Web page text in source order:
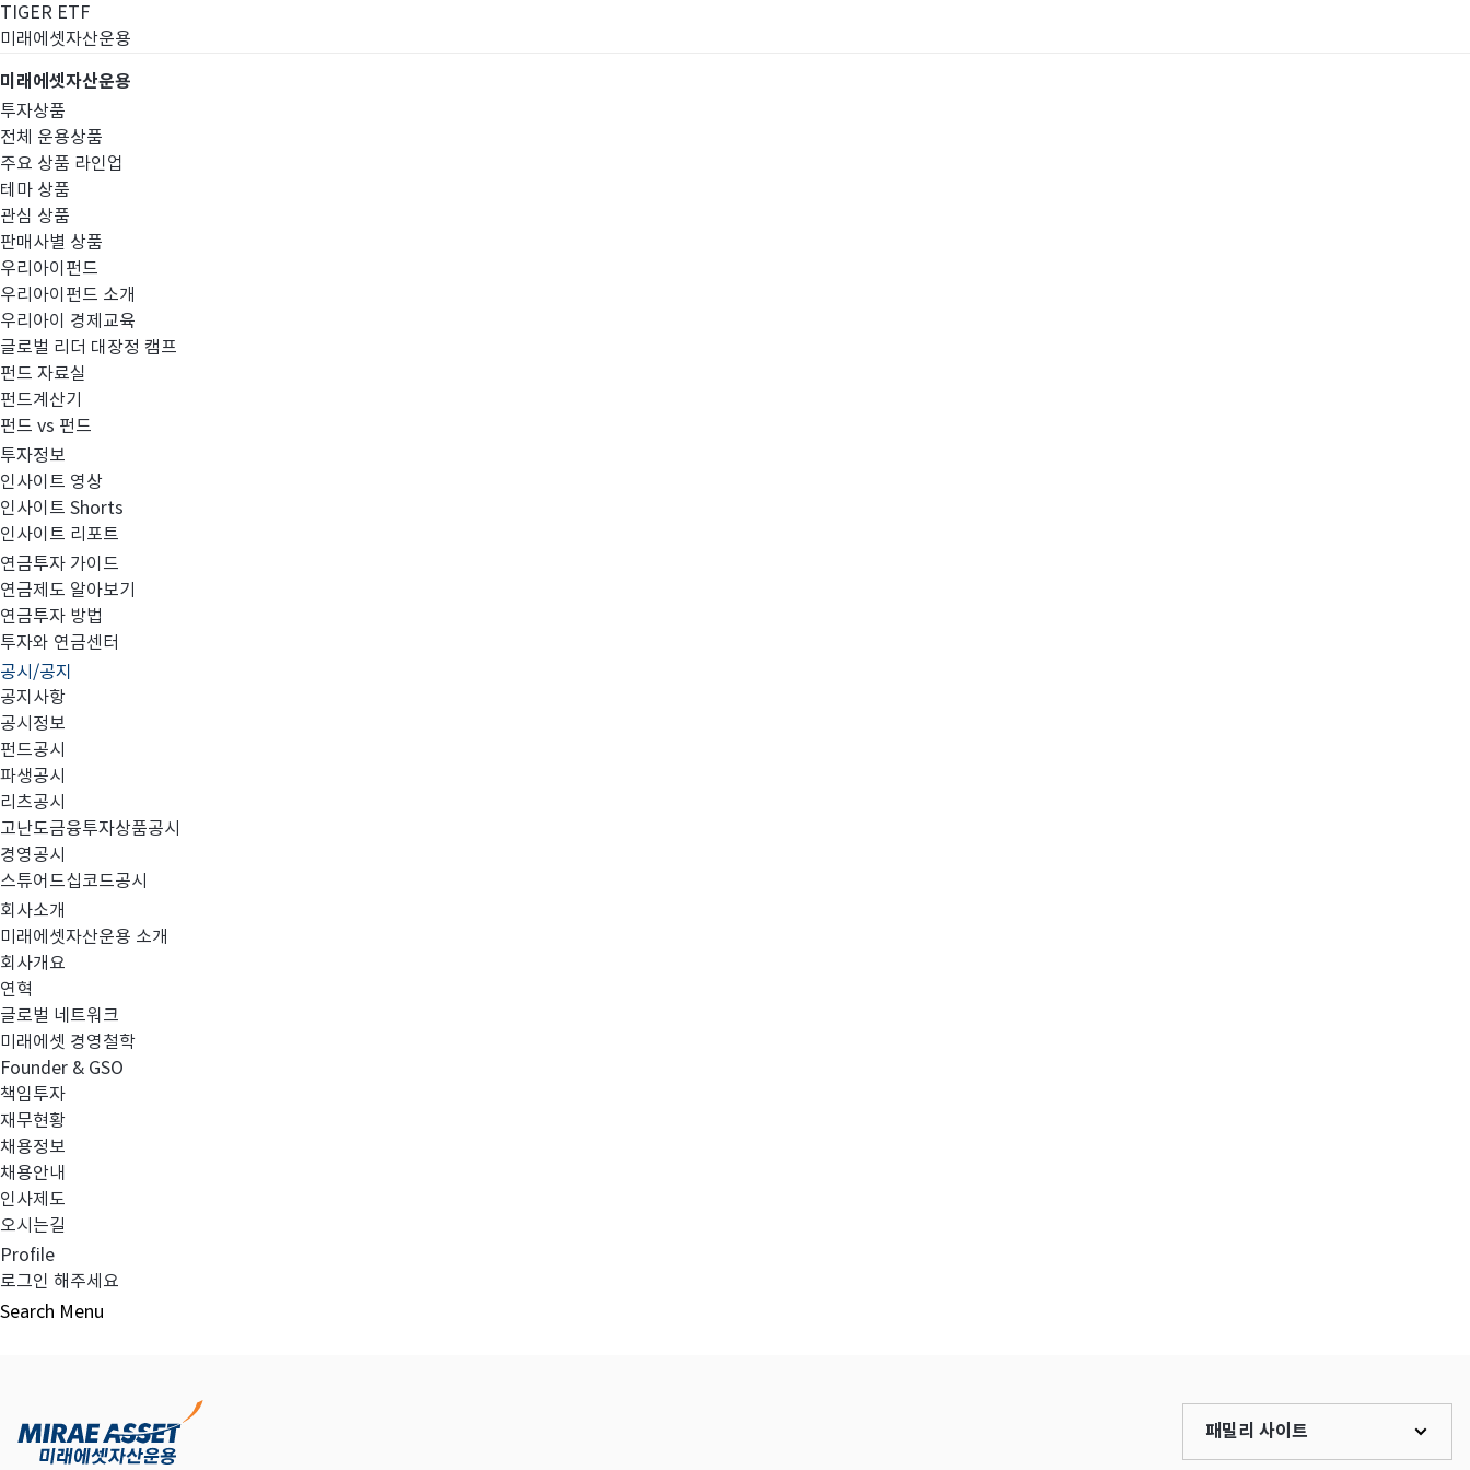
TIGER ETF
미래에셋자산운용
미래에셋자산운용
투자상품
전체 운용상품
주요 상품 라인업
테마 상품
관심 상품
판매사별 상품
우리아이펀드
우리아이펀드 소개
우리아이 경제교육
글로벌 리더 대장정 캠프
펀드 자료실
펀드계산기
펀드 vs 펀드
투자정보
인사이트 영상
인사이트 Shorts
인사이트 리포트
연금투자 가이드
연금제도 알아보기
연금투자 방법
투자와 연금센터
공시/공지
공지사항
공시정보
펀드공시
파생공시
리츠공시
고난도금융투자상품공시
경영공시
스튜어드십코드공시
회사소개
미래에셋자산운용 소개
회사개요
연혁
글로벌 네트워크
미래에셋 경영철학
Founder & GSO
책임투자
재무현황
채용정보
채용안내
인사제도
오시는길
Profile
로그인 해주세요
Search Menu
고난도금융투자상품
고난도금융투자상품_공시_20230228
이전글
다음글
목록보기
패밀리 사이트